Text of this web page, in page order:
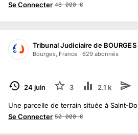
Se Connecter 48 000 €
Tribunal Judiciaire de BOURGES
Bourges, France · 629 abonnés
TERMINÉ24 juin 3 2.1 k
Une parcelle de terrain située à Saint-
Se Connecter 50 000 €